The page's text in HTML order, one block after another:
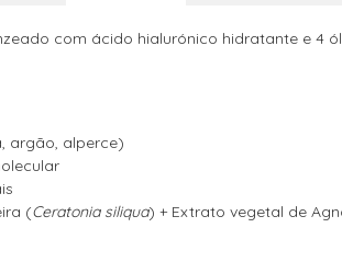
com ácido hialurónico hidratante e 4
argão, alperce)
(Ceratonia siliqua) + Extrato vegetal de